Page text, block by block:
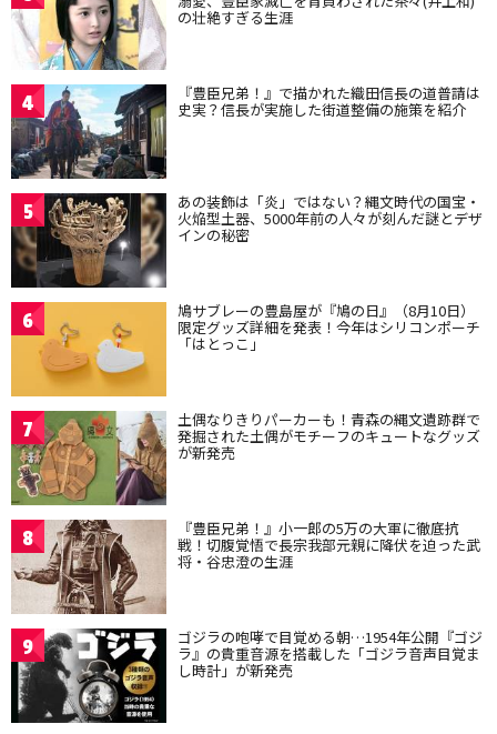
の壮絶すぎる生涯
4 『豊臣兄弟！』で描かれた織田信長の道普請は
史実？信長が実施した街道整備の施策を紹介
5 あの装飾は「炎」ではない？縄文時代の国宝・
火焔型土器、5000年前の人々が刻んだ謎とデザ
インの秘密
6 鳩サブレーの豊島屋が『鳩の日』（8月10日）
限定グッズ詳細を発表！今年はシリコンポーチ
「はとっこ」
7 土偶なりきりパーカーも！青森の縄文遺跡群で
発掘された土偶がモチーフのキュートなグッズ
が新発売
8 『豊臣兄弟！』小一郎の5万の大軍に徹底抗
戦！切腹覚悟で長宗我部元親に降伏を迫った武
将・谷忠澄の生涯
9 ゴジラの咆哮で目覚める朝…1954年公開『ゴジ
ラ』の貴重音源を搭載した「ゴジラ音声目覚ま
し時計」が新発売